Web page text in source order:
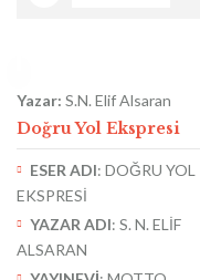
Yazar: S.N. Elif Alsaran
Doğru Yol Ekspresi
ESER ADI: DOĞRU YOL
EKSPRESİ
YAZAR ADI: S. N. ELİF
ALSARAN